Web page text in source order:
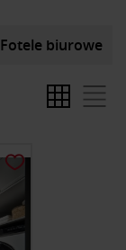
Fotele biurowe